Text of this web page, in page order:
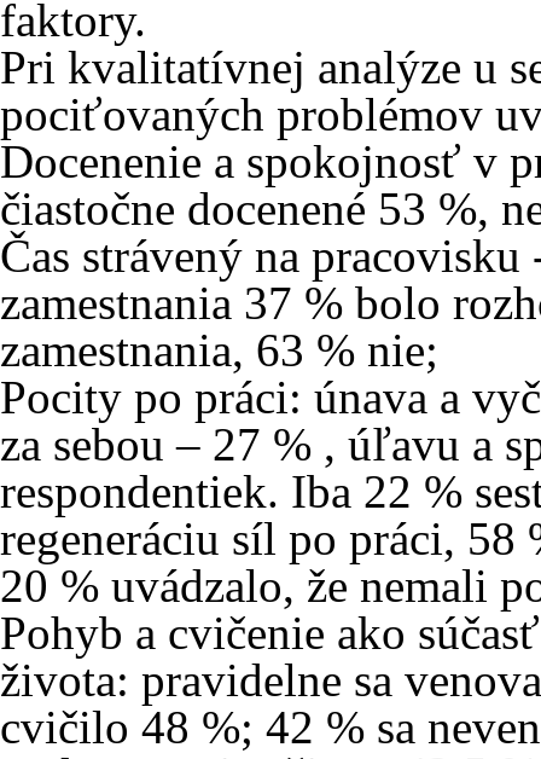
faktory.
Pri kvalitatívnej analýze u
pociťovaných problémov
Docenenie a spokojnosť v
čiastočne docenené 53 %,
Čas strávený na
zamestnania 37 % bolo
zamestnania, 63 % nie;
Pocity po práci: únava a
za sebou – 27 % , úľavu a
respondentiek. Iba 22 %
regeneráciu síl po práci, 58
20 % uvádzalo, že nemali
Pohyb a cvičenie ako
života: pravidelne sa
cvičilo 48 %; 42 % sa